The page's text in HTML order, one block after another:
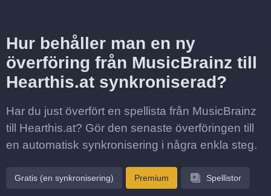
Hur behåller man en ny
överföring från MusicBrainz till
Hearthis.at synkroniserad?
Har du just överfört en spellista från MusicBrainz
till Hearthis.at? Gör den senaste överföringen till
en automatisk synkronisering i några enkla steg.
Gratis (en synkronisering) Premium Spellistor